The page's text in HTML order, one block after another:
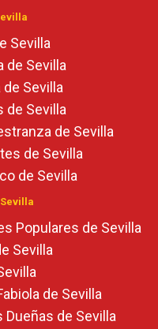
Sevilla
de Sevilla
de Sevilla
de Sevilla
de Sevilla
de Sevilla
de Sevilla
Populares de Sevilla
Sevilla
de Sevilla
Dueñas de Sevilla